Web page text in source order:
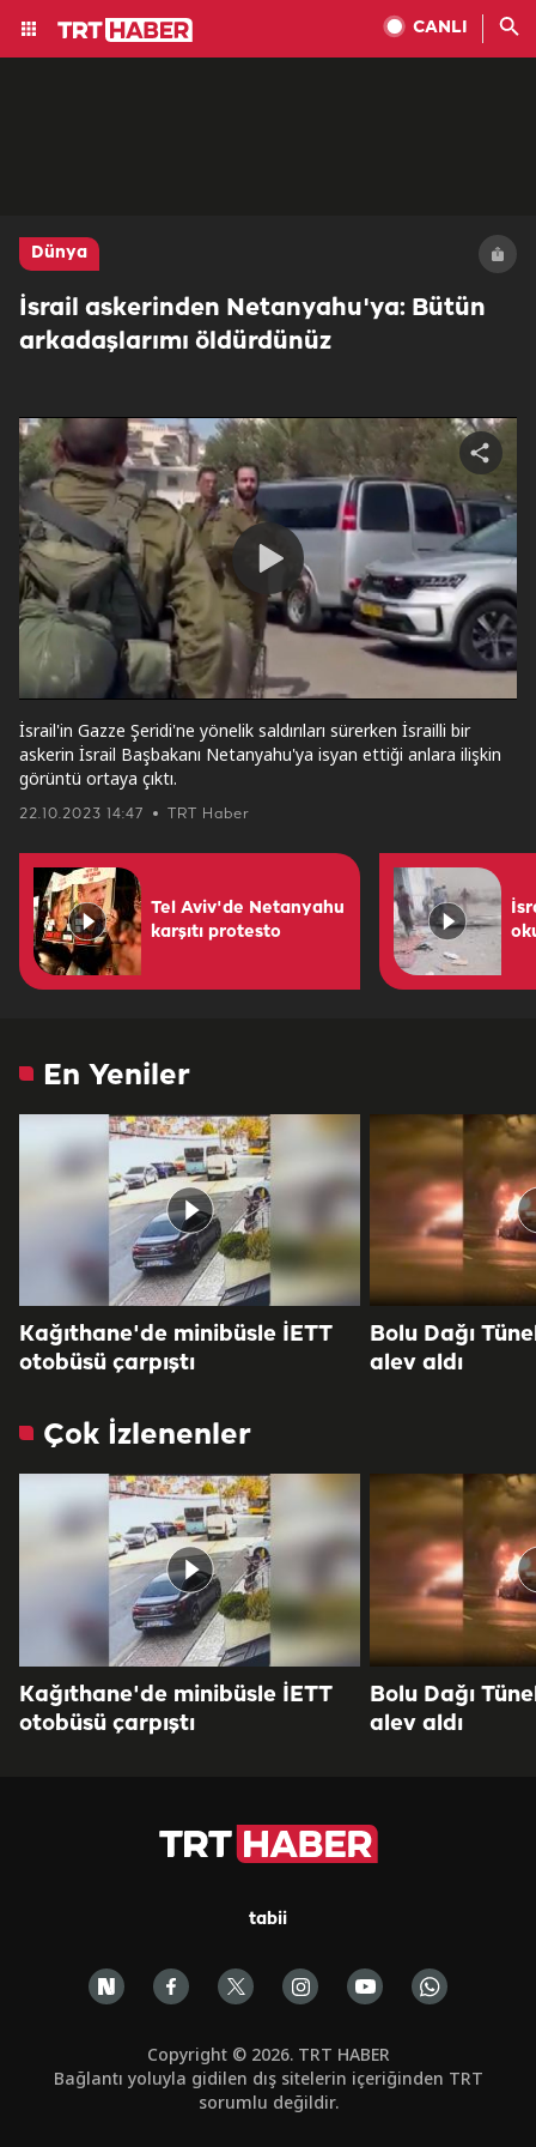
CANLI
Dünya
İsrail askerinden Netanyahu'ya: Bütün
arkadaşlarımı öldürdünüz
Play
Video
Share
video
22.10.2023 14:47 TRT Haber
İsrail'in Gazze Şeridi'ne yönelik saldırıları sürerken İsrailli bir
askerin İsrail Başbakanı Netanyahu'ya isyan ettiği anlara ilişkin
görüntü ortaya çıktı.
Tel Aviv'de Netanyahu
karşıtı protesto
En Yeniler
Kağıthane'de minibüsle İETT
otobüsü çarpıştı
Bolu Dağı
alev aldı
Çok İzlenenler
Kağıthane'de minibüsle İETT
otobüsü çarpıştı
Bolu Dağı
alev aldı
tabii
Copyright © 2026. TRT HABER
Bağlantı yoluyla gidilen dış sitelerin içeriğinden TRT
sorumlu değildir.